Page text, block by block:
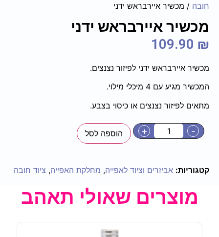
חובה / מכשיר איירבראש ידני
מכשיר איירבראש ידני
109.90 ₪
מכשיר איירבראש ידני לפיזור נצנצים.
המכשיר מגיע עם 4 מיכלי מילוי.
מתאים לפיזור נצנצים או כיסוי בצבע.
-
+ הוספה לסל
קטגוריות: אביזרים וציוד לאפייה, מחלקת האפייה, ציוד חובה
מוצרים שאולי תאהב